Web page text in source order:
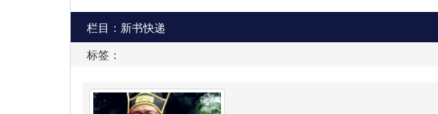
栏目：新书快递
标签：